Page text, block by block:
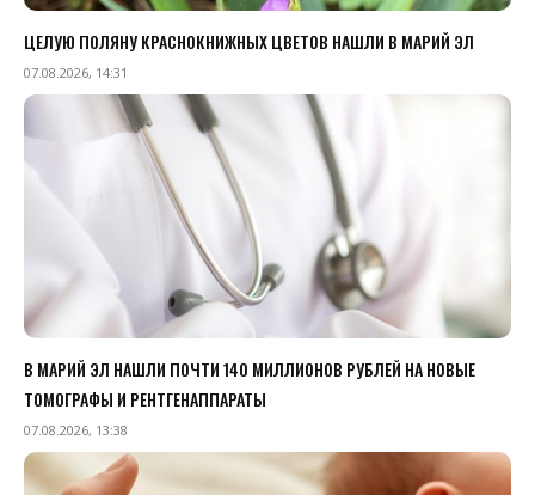
ЦЕЛУЮ ПОЛЯНУ КРАСНОКНИЖНЫХ ЦВЕТОВ НАШЛИ В МАРИЙ ЭЛ
07.08.2026, 14:31
В МАРИЙ ЭЛ НАШЛИ ПОЧТИ 140 МИЛЛИОНОВ РУБЛЕЙ НА НОВЫЕ
ТОМОГРАФЫ И РЕНТГЕНАППАРАТЫ
07.08.2026, 13:38